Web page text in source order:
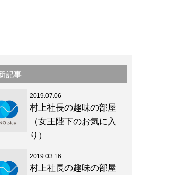
記事
2019.07.06
村上社長の趣味の部屋
（女王陛下のお気に入
り）
2019.03.16
村上社長の趣味の部屋